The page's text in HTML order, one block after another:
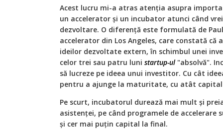
Acest lucru mi-a atras atenția asupra
un accelerator și un incubator atunci când
dezvoltare. O diferență este formulată de
accelerator din Los Angeles, care constată
ideilor dezvoltate extern, în schimbul unei
celor trei sau patru luni startup-ul "absolvă".
să lucreze pe ideea unui investitor. Cu cât
pentru a ajunge la maturitate, cu atât
Pe scurt, incubatorul durează mai mult și
asistenței, pe când programele de accelerare
și cer mai puțin capital la final.